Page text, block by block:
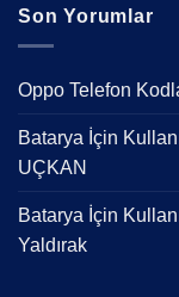
Modelleri
Hangileri?
Programları
Son Yorumlar
Oppo Telefon
Batarya İçin
UÇKAN
Batarya İçin
Yaldırak